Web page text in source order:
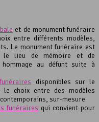
et de monument funéraire
entre différents modèles,
Le monument funéraire est
le lieu de mémoire et de
au défunt suite à
disponibles sur le
choix entre des modèles
sur-mesure
funéraires qui convient pour